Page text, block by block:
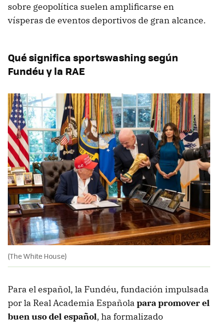
sobre geopolítica suelen amplificarse en
vísperas de eventos deportivos de gran alcance.
Qué significa sportswashing según
Fundéu y la RAE
(The White House)
Para el español, la Fundéu, fundación impulsada
por la Real Academia Española para promover el
buen uso del español, ha formalizado